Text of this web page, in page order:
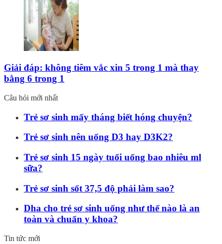
Giải đáp: không tiêm vắc xin 5 trong 1 mà thay
bằng 6 trong 1
Câu hỏi mới nhất
Trẻ sơ sinh mấy tháng biết hóng chuyện?
Trẻ sơ sinh nên uống D3 hay D3K2?
Trẻ sơ sinh 15 ngày tuổi uống bao nhiêu ml
sữa?
Trẻ sơ sinh sốt 37,5 độ phải làm sao?
Dha cho trẻ sơ sinh uống như thế nào là an
toàn và chuẩn y khoa?
Tin tức mới